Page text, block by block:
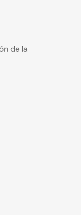
de la